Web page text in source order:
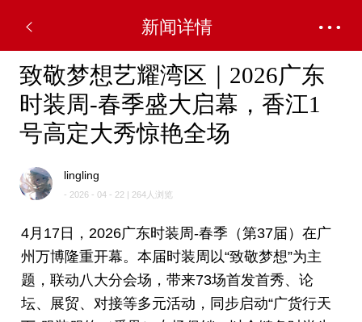
新闻详情
致敬梦想艺耀湾区｜2026广东
时装周-春季盛大启幕，香江1
号高定大秀惊艳全场
lingling
- 2026 - 04 - 22 | 264人浏览
4月17日，2026广东时装周-春季（第37届）在广
州万博隆重开幕。本届时装周以“致敬梦想”为主
题，联动八大分会场，带来73场首发首秀、论
坛、展贸、对接等多元活动，同步启动“广货行天